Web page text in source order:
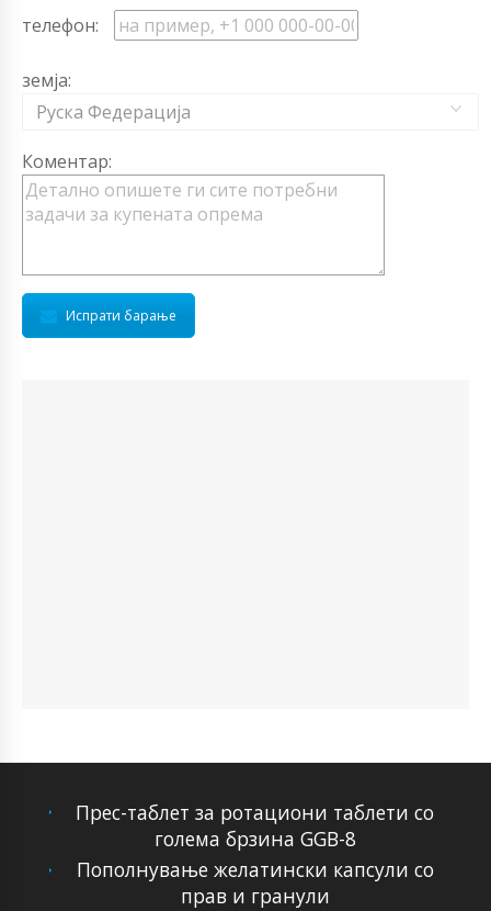
телефон:
земја:
Руска Федерација
Коментар:
Испрати барање
Прес-таблет за ротациони таблети со
голема брзина GGB-8
Пополнување желатински капсули со
прав и гранули